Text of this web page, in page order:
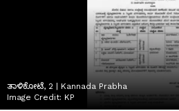
ತಾಳಿಕೋಟೆ, 2 | Kannada Prabha
Image Credit: KP